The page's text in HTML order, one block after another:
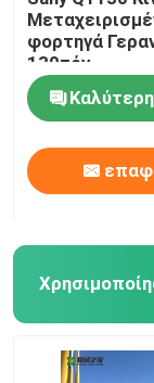
Μίνι
μίνι
στοιβαχτής
Φορέα
φορτηγά
130τόν